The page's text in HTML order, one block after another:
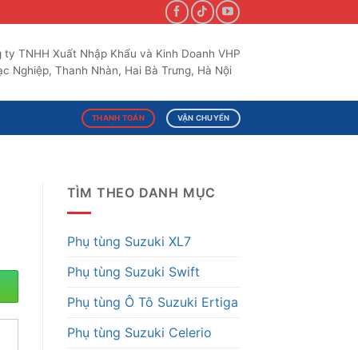
TNHH Xuất Nhập Khẩu và Kinh Doanh VHP
Nghiệp, Thanh Nhàn, Hai Bà Trưng, Hà Nội
THANH TOÁN VẬN CHUYỂN
TÌM THEO DANH MỤC
Phụ tùng Suzuki XL7
Phụ tùng Suzuki Swift
Phụ tùng Ô Tô Suzuki Ertiga
Phụ tùng Suzuki Celerio